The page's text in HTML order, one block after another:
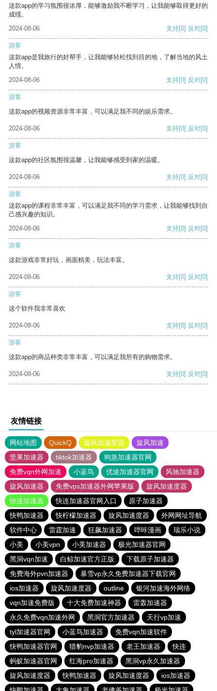
这款app的学习氛围很浓厚，能够激励我不断学习，让我能够取得更好的
成绩。
2024-08-06
支持[0] 反对[0]
游客
这款app是我旅行的好帮手，让我能够轻松找到目的地，了解当地的风土
人情。
2024-08-06
支持[0] 反对[0]
游客
这款app的视频资源非常丰富，可以满足我不同的娱乐需求。
2024-08-06 支持[0] 反对[0]
游客
这款app的社区氛围很温馨，让我能够感受到家的温暖。
2024-08-06 支持[0] 反对[0]
游客
这款app的课程非常丰富，可以满足我不同的学习需求，让我能够找到自
己感兴趣的知识。
2024-08-06
支持[0] 反对[0]
游客
这款游戏非常好玩，画面精美，玩法丰富。
2024-08-06 支持[0] 反对[0]
游客
这个软件我非常喜欢
2024-08-06 支持[0] 反对[0]
游客
这款app的商品种类非常丰富，可以满足我所有的购物需求。
2024-08-06 支持[0] 反对[0]
友情链接
网站地图 QuickQ 旋风加速度器
旋风加速
坚果加速器
tiktok加速器
狗急加速器官网
免费vqn外网加速
小蓝鸟 优途加速器官网
风驰加速器
旋风加速器
免费vps加速器外网苹果版
旋风加速度器
快连加速器
快连加速器官网入口
原子加速器
快鸭加速器
快柠檬加速器 旋风加速度器
外网网址导航
软件中心
雷霆加速 狂飙加速器 哔咔漫画
瑞乐小说
小美
小美vpn 小美加速器
极光加速器官网
黑洞vqn加速
白鲸加速官方正版
下载原子加速器
免费海外pvn加速器
暴雪vp永久免费加速器下载官网
ios加速器
旋风加速度器 outline
银河加速海外网络
vqn加速免费版
十大免费加速神器
雷轰加速器
永久免费vqn加速外网
黑洞官方加速器
天行vp加速
tyl加速器官网
小蓝鸟加速器
免费vqn加速软件
快鸭加速器官网
猎豹nvp加速器 老王加速器
快连
蚂蚁加速器官网
红海pro加速器
黑洞vp永久加速器
旋风加速度器
快鸭加速器 旋风加速度器
ios加速器